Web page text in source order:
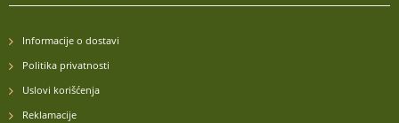
Informacije o dostavi
Politika privatnosti
Uslovi korišćenja
Reklamacije